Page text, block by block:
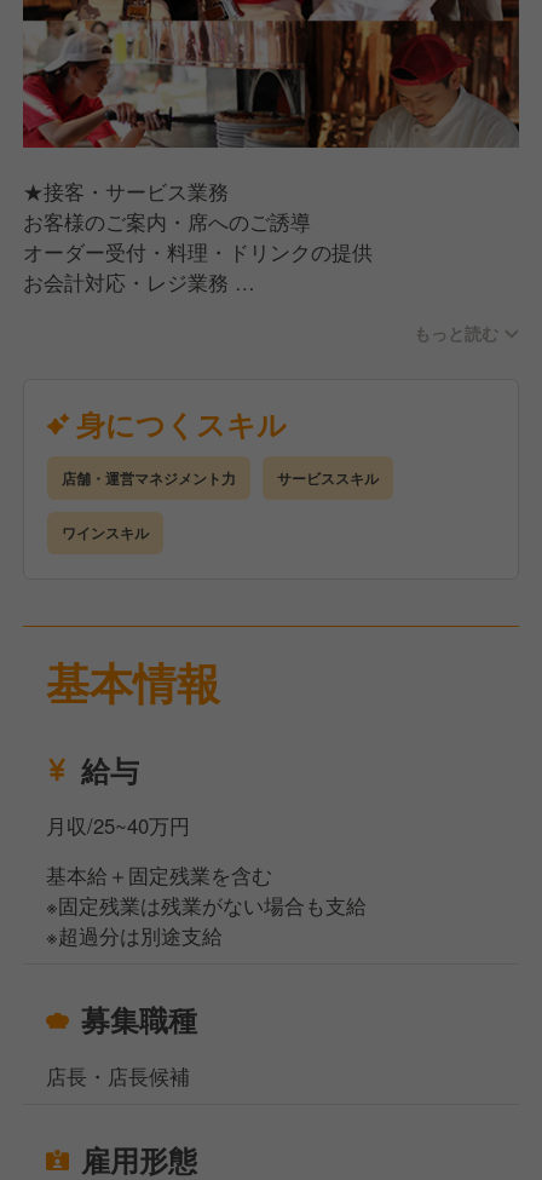
★接客・サービス業務
お客様のご案内・席へのご誘導
オーダー受付・料理・ドリンクの提供
お会計対応・レジ業務
★店舗運営サポート業務
開店・閉店準備作業
店内清掃・衛生管理
在庫管理・発注業務のサポート
新人スタッフの指導・教育（経験者の場合）
でいただくことに喜びを感じる方を歓迎します！
もっと読む
身につくスキル
店舗・運営マネジメント力 サービススキル
ワインスキル
基本情報
給与
月収/25~40万円
基本給＋固定残業を含む
※固定残業は残業がない場合も支給
※超過分は別途支給
募集職種
店長・店長候補
雇用形態